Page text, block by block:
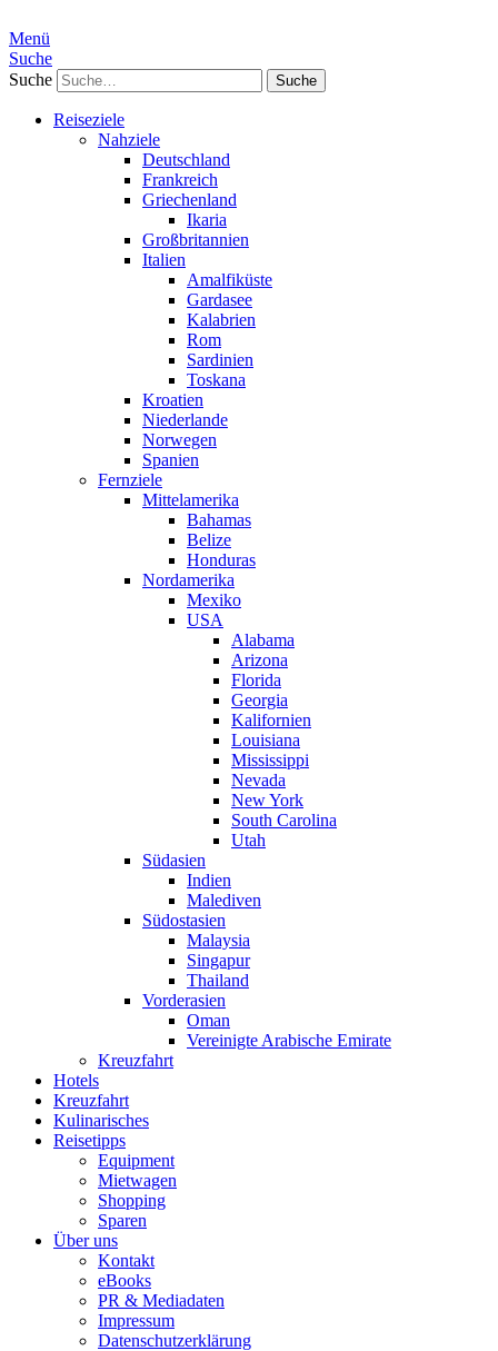
Menü
Suche
Suche
Reiseziele
Nahziele
Deutschland
Frankreich
Griechenland
Ikaria
Großbritannien
Italien
Amalfiküste
Gardasee
Kalabrien
Rom
Sardinien
Toskana
Kroatien
Niederlande
Norwegen
Spanien
Fernziele
Mittelamerika
Bahamas
Belize
Honduras
Nordamerika
Mexiko
USA
Alabama
Arizona
Florida
Georgia
Kalifornien
Louisiana
Mississippi
Nevada
New York
South Carolina
Utah
Südasien
Indien
Malediven
Südostasien
Malaysia
Singapur
Thailand
Vorderasien
Oman
Vereinigte Arabische Emirate
Kreuzfahrt
Hotels
Kreuzfahrt
Kulinarisches
Reisetipps
Equipment
Mietwagen
Shopping
Sparen
Über uns
Kontakt
eBooks
PR & Mediadaten
Impressum
Datenschutzerklärung